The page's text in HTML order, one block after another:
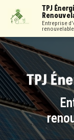
contenu
TPJ
Entreprise d'énergies